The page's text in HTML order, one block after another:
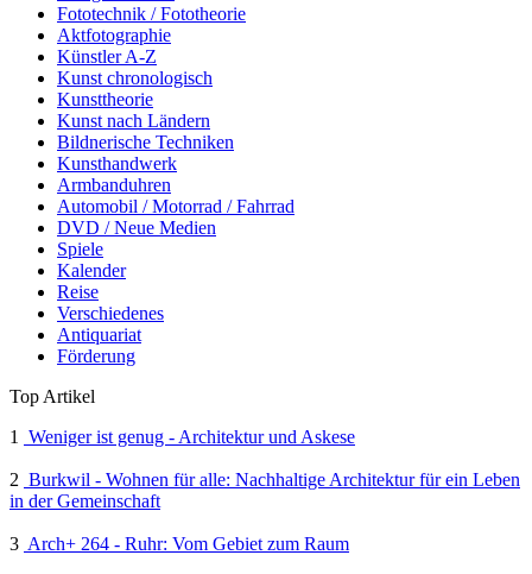
Fototechnik / Fototheorie
Aktfotographie
Künstler A-Z
Kunst chronologisch
Kunsttheorie
Kunst nach Ländern
Bildnerische Techniken
Kunsthandwerk
Armbanduhren
Automobil / Motorrad / Fahrrad
DVD / Neue Medien
Spiele
Kalender
Reise
Verschiedenes
Antiquariat
Förderung
Top Artikel
1
Weniger ist genug - Architektur und Askese
2 Burkwil - Wohnen für alle: Nachhaltige Architektur für ein Leben
in der Gemeinschaft
3 Arch+ 264 - Ruhr: Vom Gebiet zum Raum